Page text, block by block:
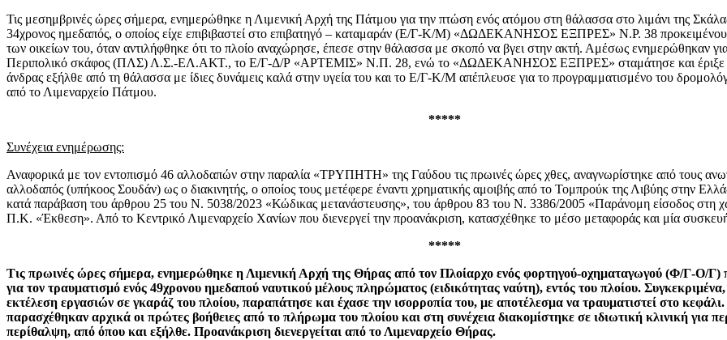
Τις μεσημβρινές ώρες σήμερα, ενημερώθηκε η Λιμενική Αρχή της Πάτμου για την πτώση ενός ατόμου στη θάλασσα στο λιμάνι της
34χρονος ημεδαπός, ο οποίος είχε επιβιβαστεί στο επιβατηγό – καταμαράν (Ε/Γ-Κ/Μ) «ΔΩΔΕΚΑΝΗΣΟΣ ΕΞΠΡΕΣ» Ν.Ρ. 38 προκειμένου
των οικείων του, όταν αντιλήφθηκε ότι το πλοίο αναχώρησε, έπεσε στην θάλασσα με σκοπό να βγει στην ακτή. Αμέσως ενημερώθηκαν
Περιπολικό σκάφος (ΠΛΣ) Λ.Σ.-ΕΛ.ΑΚΤ., το Ε/Γ-Δ/Ρ «ΑΡΤΕΜΙΣ» Ν.Π. 28, ενώ το «ΔΩΔΕΚΑΝΗΣΟΣ ΕΞΠΡΕΣ» σταμάτησε και έριξε
άνδρας εξήλθε από τη θάλασσα με ίδιες δυνάμεις καλά στην υγεία του και το Ε/Γ-Κ/Μ απέπλευσε για το προγραμματισμένο του
από το Λιμεναρχείο Πάτμου.
*****
Συνέχεια ενημέρωσης:
Αναφορικά με τον εντοπισμό 46 αλλοδαπών στην παραλία «ΤΡΥΠΗΤΗ» της Γαύδου τις πρωινές ώρες χθες, αναγνωρίστηκε από τους
αλλοδαπός (υπήκοος Σουδάν) ως ο διακινητής, ο οποίος τους μετέφερε έναντι χρηματικής αμοιβής από το Τομπρούκ της Λιβύης στην
κατά παράβαση του άρθρου 25 του Ν. 5038/2023 «Κώδικας μετανάστευσης», του άρθρου 83 του Ν. 3386/2005 «Παράνομη είσοδος στη
Π.Κ. «Έκθεση». Από το Κεντρικό Λιμεναρχείο Χανίων που διενεργεί την προανάκριση, κατασχέθηκε το μέσο μεταφοράς και μία συσκευή
*****
Τις πρωινές ώρες σήμερα, ενημερώθηκε η Λιμενική Αρχή της Θήρας από τον Πλοίαρχο ενός φορτηγού-οχηματαγωγού (Φ/Γ-Ο/Γ)
για τον τραυματισμό ενός 49χρονου ημεδαπού ναυτικού μέλους πληρώματος (ειδικότητας ναύτη), εντός του πλοίου.
εκτέλεση εργασιών σε γκαράζ του πλοίου, παραπάτησε και έχασε την ισορροπία του, με αποτέλεσμα να τραυματιστεί στο
παρασχέθηκαν αρχικά οι πρώτες βοήθειες από το πλήρωμα του πλοίου και στη συνέχεια διακομίστηκε σε ιδιωτική κλινική για
περίθαλψη, από όπου και εξήλθε. Προανάκριση διενεργείται από το Λιμεναρχείο Θήρας.